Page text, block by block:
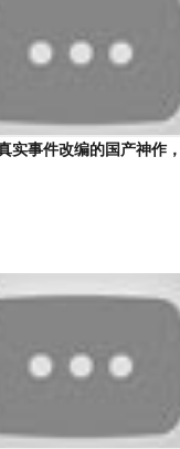
实事件改编的国产神作